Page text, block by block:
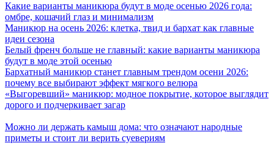
Какие варианты маникюра будут в моде осенью 2026 года:
омбре, кошачий глаз и минимализм
Маникюр на осень 2026: клетка, твид и бархат как главные
идеи сезона
Белый френч больше не главный: какие варианты маникюра
будут в моде этой осенью
Бархатный маникюр станет главным трендом осени 2026:
почему все выбирают эффект мягкого велюра
«Выгоревший» маникюр: модное покрытие, которое выглядит
дорого и подчеркивает загар
Можно ли держать камыш дома: что означают народные
приметы и стоит ли верить суевериям